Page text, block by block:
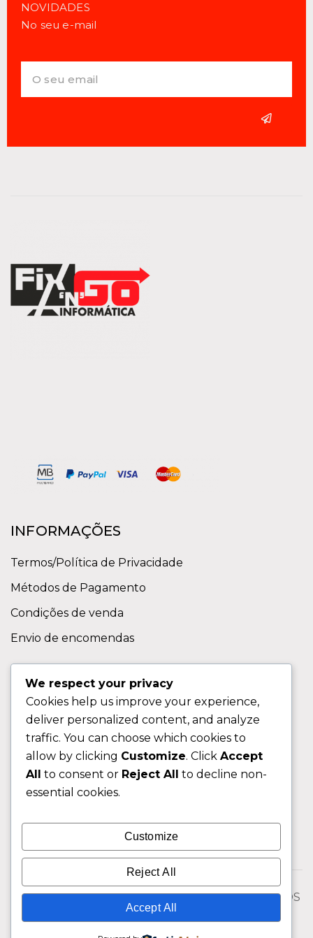
NOVIDADES
No seu e-mail
INFORMAÇÕES
Termos/Política de Privacidade
Métodos de Pagamento
Condições de venda
Envio de encomendas
Contactos
Sobre nos
FAQ (Perguntas Frequentes)
CLIENTE
Área do Cliente
Livro de Reclamações
© 2026 Fixngo TODOS OS DIREITOS RESERVADOS
We respect your privacy
Cookies help us improve your experience,
deliver personalized content, and analyze
traffic. You can choose which cookies to
allow by clicking Customize. Click Accept
All to consent or Reject All to decline non-
essential cookies.
Customize
Reject All
Accept All